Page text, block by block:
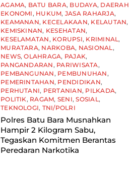
AGAMA, BATU BARA, BUDAYA, DAERAH
EKONOMI , HUKUM, JASA RAHARJA,
KEAMANAN, KECELAKAAN, KELAUTAN,
KEMISKINAN, KESEHATAN,
KESELAMATAN , KORUPSI, KRIMINAL ,
MURATARA, NARKOBA, NASIONAL ,
NEWS,OLAHRAGA, PAJAK,
PANGANDARAN , PARIWISATA,
PEMBANGUNAN , PEMBUNUHAN ,
PEMERINTAHAN, PENDIDIKAN,
PERHUTANI, PERTANIAN, PILKADA,
POLITIK , RAGAM, SENI,SOSIAL ,
TEKNOLOGI, TNI/POLRI
Polres Batu Bara Musnahkan
Hampir 2 Kilogram Sabu,
Tegaskan Komitmen Berantas
Peredaran Narkotika